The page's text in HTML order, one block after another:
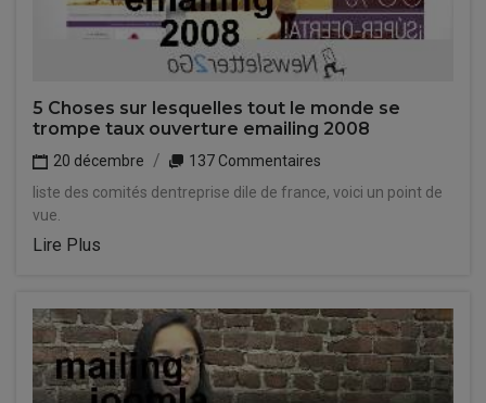
5 Choses sur lesquelles tout le monde se
trompe taux ouverture emailing 2008
20 décembre
137 Commentaires
liste des comités dentreprise dile de france, voici un point de
vue.
Lire Plus